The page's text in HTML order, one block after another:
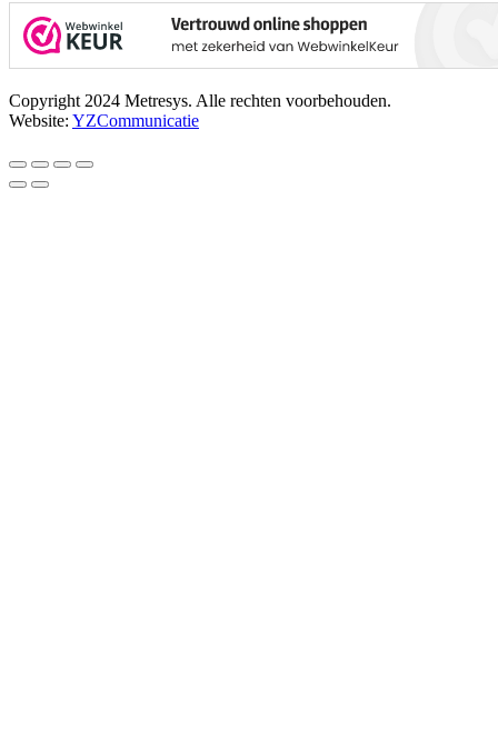
Copyright 2024 Metresys. Alle rechten voorbehouden.
Website: YZCommunicatie